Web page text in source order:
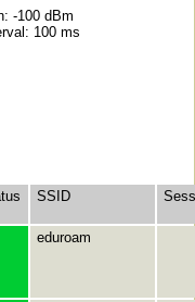
-100 dBm
100 ms
SSID
eduroam